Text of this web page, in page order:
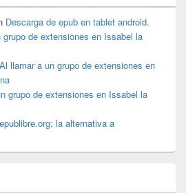
Descarga de epub en tablet android.
de extensiones en Issabel la
Al llamar a un grupo de extensiones en
grupo de extensiones en Issabel la
epublibre.org: la alternativa a